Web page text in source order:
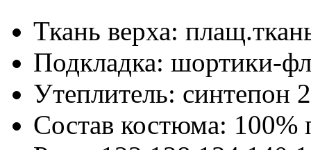
Ткань верха:
Подкладка: шортики-
Утеплитель: синтепон
Состав костюма: 100%